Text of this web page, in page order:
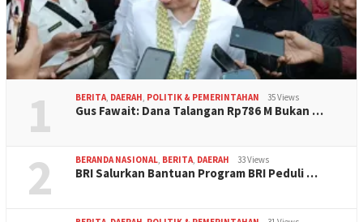
1 BERITA, DAERAH, POLITIK & PEMERINTAHAN 35 Views
Gus Fawait: Dana Talangan Rp786 M Bukan …
2 BERANDA NASIONAL, BERITA, DAERAH 33 Views
BRI Salurkan Bantuan Program BRI Peduli …